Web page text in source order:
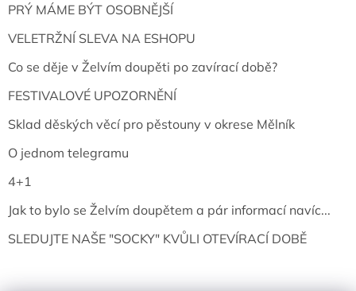
PRÝ MÁME BÝT OSOBNĚJŠÍ
VELETRŽNÍ SLEVA NA ESHOPU
Co se děje v Želvím doupěti po zavírací době?
FESTIVALOVÉ UPOZORNĚNÍ
Sklad děských věcí pro pěstouny v okrese Mělník
O jednom telegramu
4+1
Jak to bylo se Želvím doupětem a pár informací navíc...
SLEDUJTE NAŠE "SOCKY" KVŮLI OTEVÍRACÍ DOBĚ